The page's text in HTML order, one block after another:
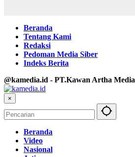
Beranda
Tentang Kami
Redaksi
Pedoman Media Siber
Indeks Berita
@kamedia.id - PT.Kawan Artha Media
×
Beranda
Video
Nasional